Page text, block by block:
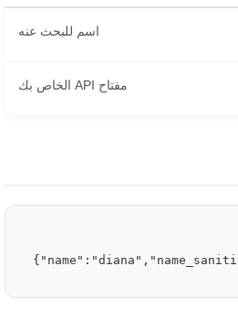
اسم للبحث عنه
مفتاح API الخاص بك